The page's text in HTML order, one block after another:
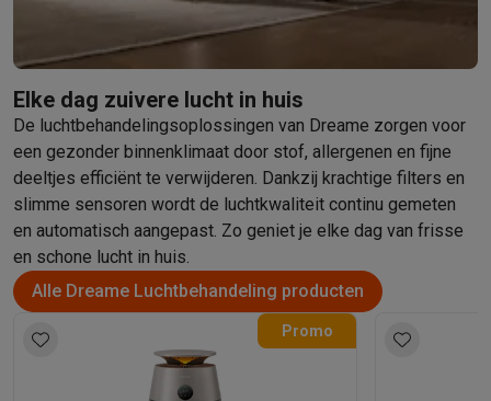
Elke dag zuivere lucht in huis
De luchtbehandelingsoplossingen van Dreame zorgen voor
een gezonder binnenklimaat door stof, allergenen en fijne
deeltjes efficiënt te verwijderen. Dankzij krachtige filters en
slimme sensoren wordt de luchtkwaliteit continu gemeten
en automatisch aangepast. Zo geniet je elke dag van frisse
en schone lucht in huis.
Alle Dreame Luchtbehandeling producten
Promo